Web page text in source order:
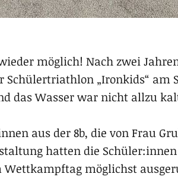
möglich! Nach zwei
Schülertriathlon „Ironkids“
das Wasser war nicht allzu
aus der 8b, die von Frau
hatten die
möglichst